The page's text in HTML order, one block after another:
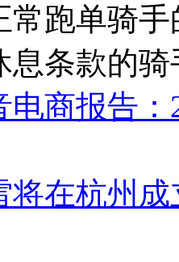
常跑单骑
条款的骑
电商报告
将在杭州